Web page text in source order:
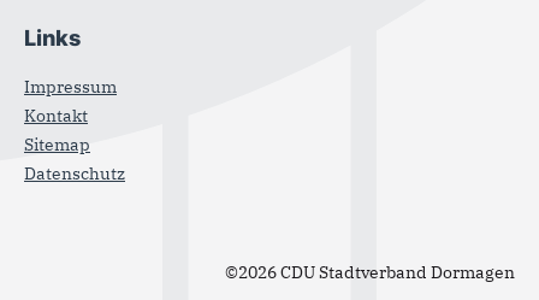
Links
Impressum
Kontakt
Sitemap
Datenschutz
©2026 CDU Stadtverband Dormagen